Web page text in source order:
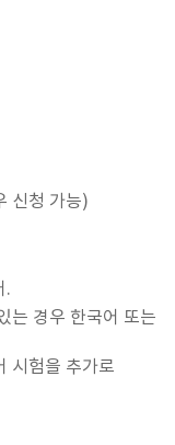
신청 가능)
.
는 경우 한국어 또는
시험을 추가로